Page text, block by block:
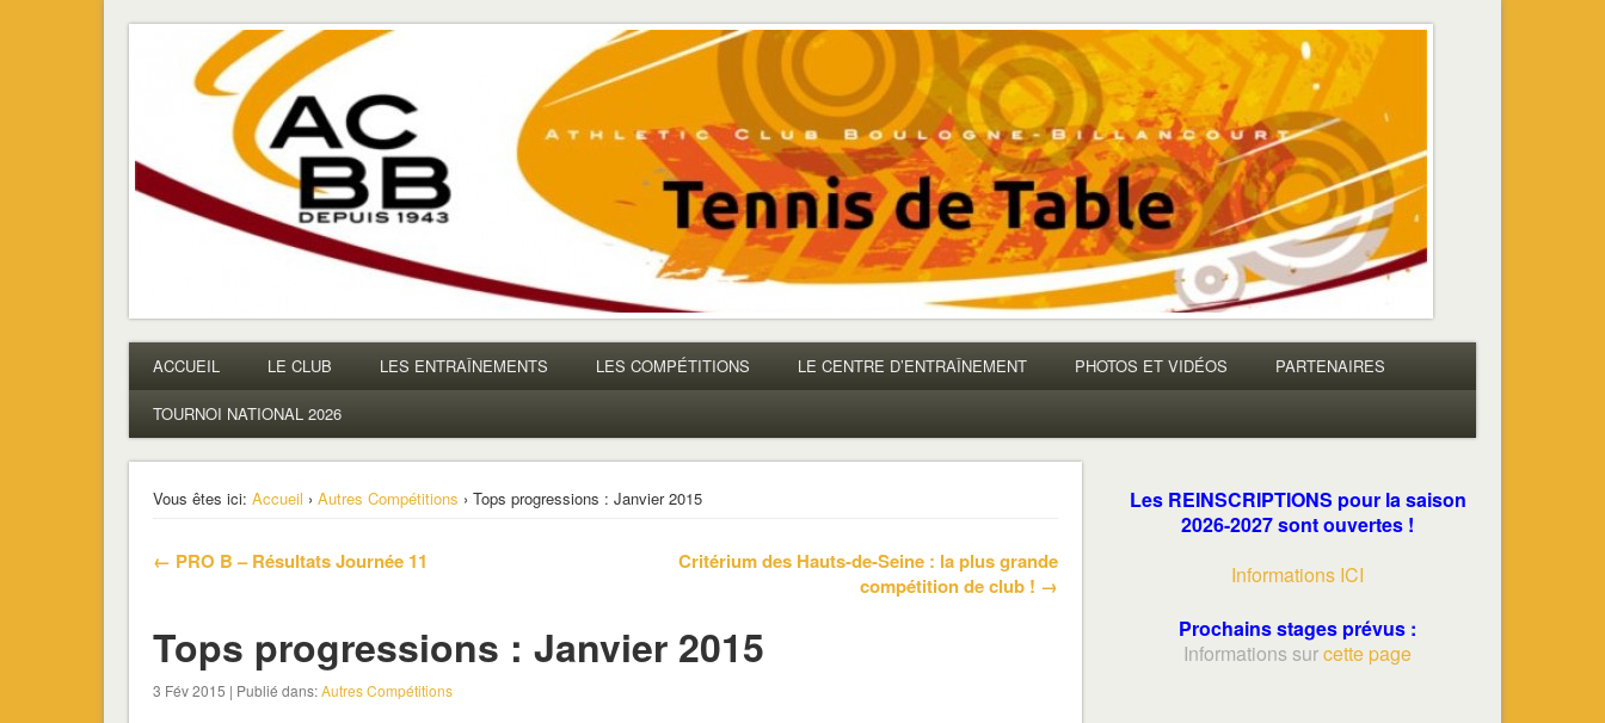
ACBB – Tennis de Table
La section ping de Boulogne
ACCUEIL LE CLUB LES ENTRAÎNEMENTS LES COMPÉTITIONS LE CENTRE D’ENTRAÎNEMENT PHOTOS ET VIDÉOS PARTENAIRES
TOURNOI NATIONAL 2026
Vous êtes ici: Accueil › Autres Compétitions › Tops progressions : Janvier 2015
← PRO B – Résultats Journée 11
Critérium des Hauts-de-Seine : la plus grande
compétition de club ! →
Tops progressions : Janvier 2015
3 Fév 2015 | Publié dans:Autres Compétitions
Les REINSCRIPTIONS pour la saison
2026-2027 sont ouvertes !
Informations ICI
Prochains stages prévus :
Informations surcette page